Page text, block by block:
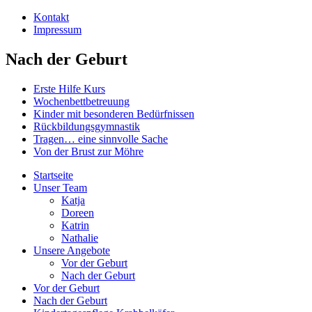
Kontakt
Impressum
Nach der Geburt
Erste Hilfe Kurs
Wochenbettbetreuung
Kinder mit besonderen Bedürfnissen
Rückbildungsgymnastik
Tragen… eine sinnvolle Sache
Von der Brust zur Möhre
Startseite
Unser Team
Katja
Doreen
Katrin
Nathalie
Unsere Angebote
Vor der Geburt
Nach der Geburt
Vor der Geburt
Nach der Geburt